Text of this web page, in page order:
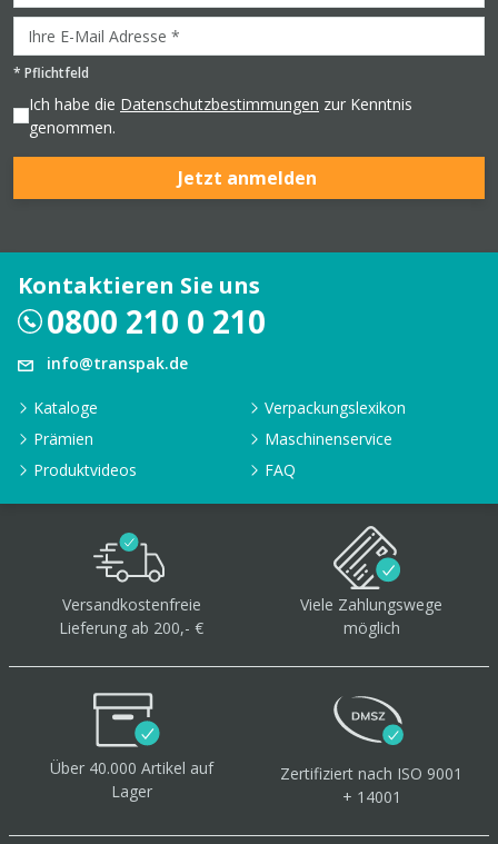
* Pflichtfeld
Ich habe die Datenschutzbestimmungen zur Kenntnis
genommen.
Jetzt anmelden
Kontaktieren Sie uns
0800 210 0 210
info@transpak.de
Kataloge
Verpackungslexikon
Prämien
Maschinenservice
Produktvideos
FAQ
Versandkostenfreie
Lieferung ab 200,- €
Viele Zahlungswege
möglich
Über 40.000 Artikel auf
Lager
Zertifiziert nach ISO 9001
+ 14001